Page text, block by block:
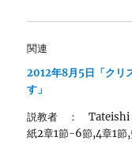
関連
2012年8月5日「クリ
す」
説教者 ： Tateishi
紙2章1節-6節,4章1節